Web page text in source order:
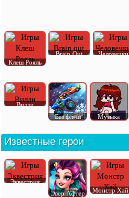
Клеш Рояль
Brain Out
Человечки
Вилли
Без флеш
Музыка
Известные герои
Эквестрия
Эвер Афтер
Монстр Хай